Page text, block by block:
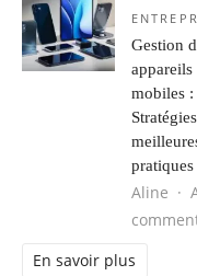
Gestion
appareils
mobiles :
pratiques
Aline
En savoir plus